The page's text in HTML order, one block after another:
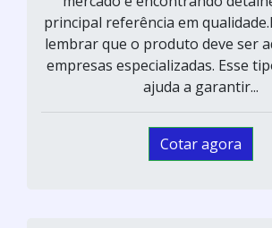
principal referência em
lembrar que o produto deve ser
empresas especializadas. Esse
ajuda a garantir...
Cotar agora